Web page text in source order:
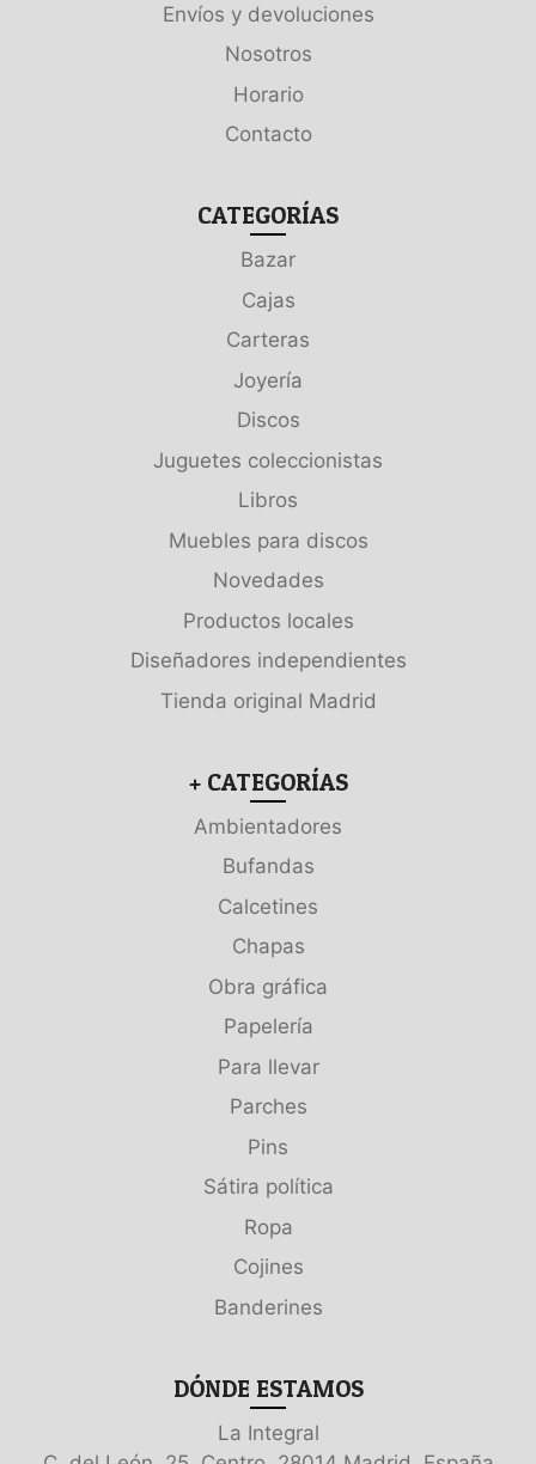
Envíos y devoluciones
Nosotros
Horario
Contacto
CATEGORÍAS
Bazar
Cajas
Carteras
Joyería
Discos
Juguetes coleccionistas
Libros
Muebles para discos
Novedades
Productos locales
Diseñadores independientes
Tienda original Madrid
+ CATEGORÍAS
Ambientadores
Bufandas
Calcetines
Chapas
Obra gráfica
Papelería
Para llevar
Parches
Pins
Sátira política
Ropa
Cojines
Banderines
DÓNDE ESTAMOS
La Integral